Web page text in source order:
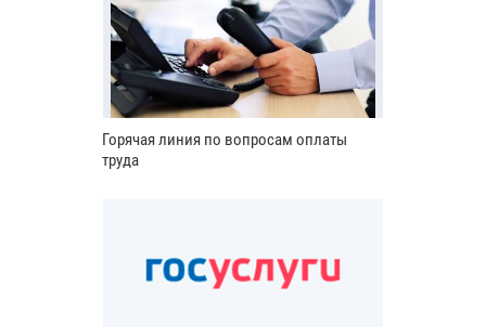
Горячая линия по вопросам оплаты
труда